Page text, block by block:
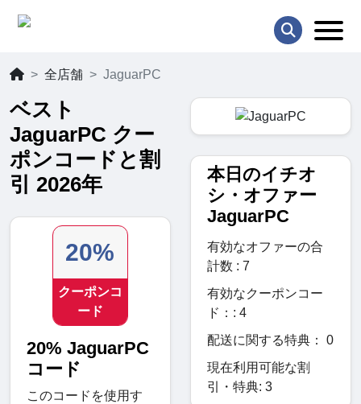
全店舗 JaguarPC
ベスト
JaguarPC クー
ポンコードと割
引 2026年
20%
クーポンコ
ード
20% JaguarPC
コード
このコードを使用す
本日のイチオ
シ・オファー
JaguarPC
有効なオファーの合
計数 : 7
有効なクーポンコー
ド：: 4
配送に関する特典： 0
現在利用可能な割
引・特典: 3